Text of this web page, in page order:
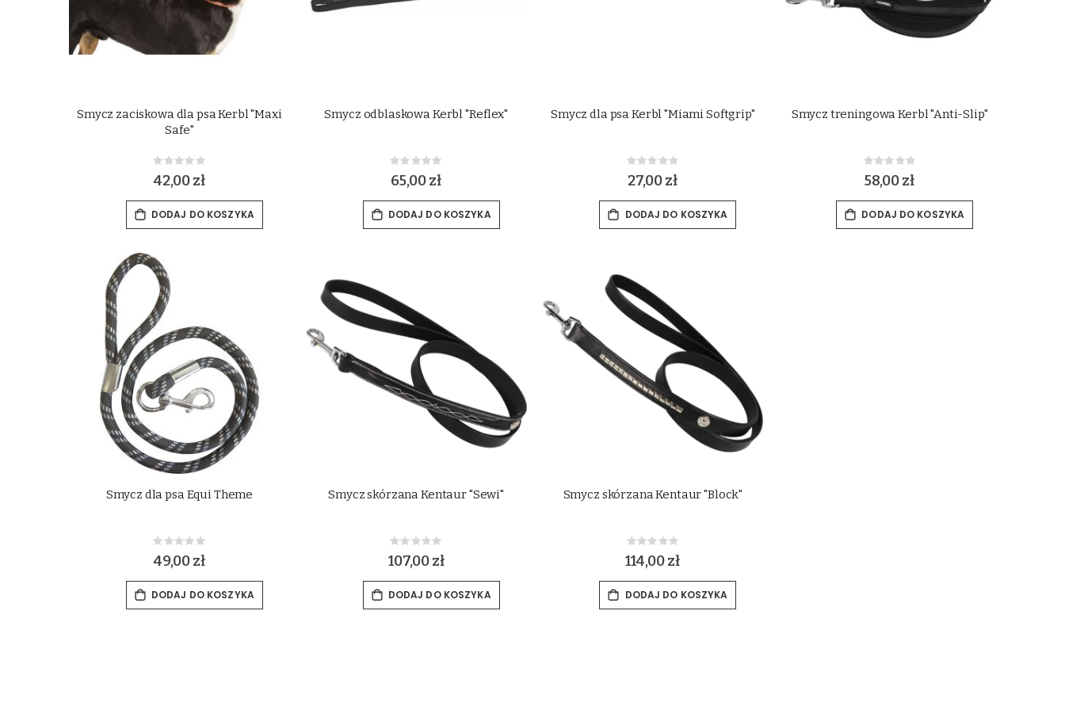
Smycz zaciskowa dla psa Kerbl "Maxi
Safe"
Rating:
0%
42,00 zł
DODAJ DO KOSZYKA
Smycz odblaskowa Kerbl "Reflex"
Rating:
0%
65,00 zł
DODAJ DO KOSZYKA
Smycz dla psa Kerbl "Miami Softgrip"
Rating:
0%
27,00 zł
DODAJ DO KOSZYKA
Smycz treningowa Kerbl "Anti-Slip"
Rating:
0%
58,00 zł
DODAJ DO KOSZYKA
Smycz dla psa Equi Theme
Rating:
0%
49,00 zł
DODAJ DO KOSZYKA
Smycz skórzana Kentaur "Sewi"
Rating:
0%
107,00 zł
DODAJ DO KOSZYKA
Smycz skórzana Kentaur "Block"
Rating:
0%
114,00 zł
DODAJ DO KOSZYKA